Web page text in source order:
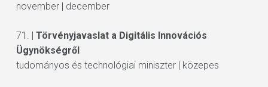
november | december
71. | Törvényjavaslat a Digitális Innovációs
Ügynökségről
tudományos és technológiai miniszter | közepes